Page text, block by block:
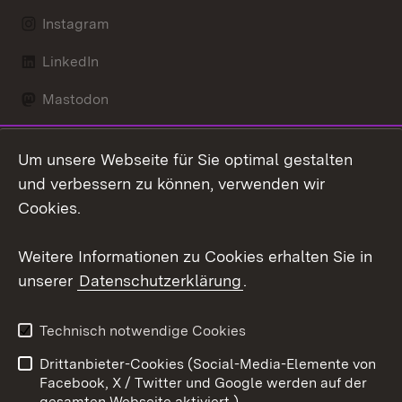
Instagram
LinkedIn
Mastodon
X / Twitter
Youtube
Kontakt
Datenschutz
Barrierefreiheit
Impressum Cookies
Um unsere Webseite für Sie optimal gestalten
und verbessern zu können, verwenden wir
Cookies.
Weitere Informationen zu Cookies erhalten Sie in
unserer Datenschutzerklärung.
Technisch notwendige Cookies
Drittanbieter-Cookies (Social-Media-Elemente von
Facebook, X / Twitter und Google werden auf der